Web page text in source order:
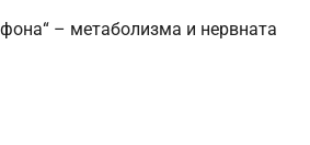
– метаболизма и нервната